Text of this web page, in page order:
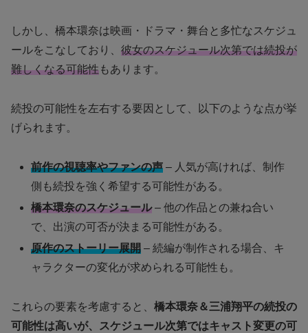
しかし、橋本環奈は映画・ドラマ・舞台と多忙なスケジュ
ールをこなしており、 彼女のスケジュール次第では続投が
難しくなる可能性もあります。
続投の可能性を左右する要因として、以下のような点が挙
げられます。
前作の視聴率やファンの声 – 人気が高ければ、制作
側も続投を強く希望する可能性がある。
橋本環奈のスケジュール– 他の作品との兼ね合い
で、出演の可否が決まる可能性がある。
原作のストーリー展開 – 続編が制作される場合、キ
ャラクターの変化が求められる可能性も。
これらの要素を考慮すると、 橋本環奈＆三浦翔平の続投の
可能性は高いが、スケジュール次第ではキャスト変更の可